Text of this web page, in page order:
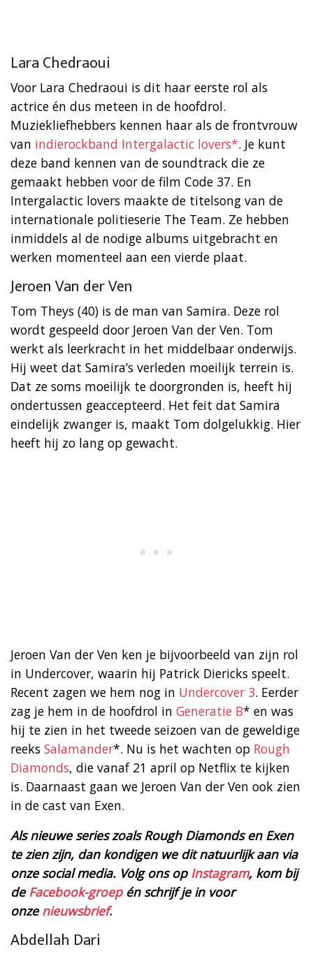
Lara Chedraoui
Voor Lara Chedraoui is dit haar eerste rol als
actrice én dus meteen in de hoofdrol.
Muziekliefhebbers kennen haar als de frontvrouw
van indierockband Intergalactic lovers*. Je kunt
deze band kennen van de soundtrack die ze
gemaakt hebben voor de film Code 37. En
Intergalactic lovers maakte de titelsong van de
internationale politieserie The Team. Ze hebben
inmiddels al de nodige albums uitgebracht en
werken momenteel aan een vierde plaat.
Jeroen Van der Ven
Tom Theys (40) is de man van Samira. Deze rol
wordt gespeeld door Jeroen Van der Ven. Tom
werkt als leerkracht in het middelbaar onderwijs.
Hij weet dat Samira’s verleden moeilijk terrein is.
Dat ze soms moeilijk te doorgronden is, heeft hij
ondertussen geaccepteerd. Het feit dat Samira
eindelijk zwanger is, maakt Tom dolgelukkig. Hier
heeft hij zo lang op gewacht.
Jeroen Van der Ven ken je bijvoorbeeld van zijn rol
in Undercover, waarin hij Patrick Diericks speelt.
Recent zagen we hem nog in Undercover 3. Eerder
zag je hem in de hoofdrol in Generatie B* en was
hij te zien in het tweede seizoen van de geweldige
reeks Salamander*. Nu is het wachten op Rough
Diamonds, die vanaf 21 april op Netflix te kijken
is. Daarnaast gaan we Jeroen Van der Ven ook zien
in de cast van Exen.
Als nieuwe series zoals Rough Diamonds en Exen
te zien zijn, dan kondigen we dit natuurlijk aan via
onze social media. Volg ons op Instagram, kom bij
de Facebook-groep én schrijf je in voor
onzenieuwsbrief.
Abdellah Dari